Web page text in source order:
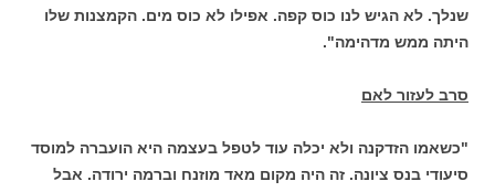
שנלך. לא הגיש לנו כוס קפה. אפילו לא כוס מים. הקמצנות שלו
היתה ממש מדהימה".
סרב לעזור לאם
"כשאמו הזדקנה ולא יכלה עוד לטפל בעצמה היא הועברה למוסד
סיעודי בנס ציונה. זה היה מקום מאד מוזנח וברמה ירודה. אבל